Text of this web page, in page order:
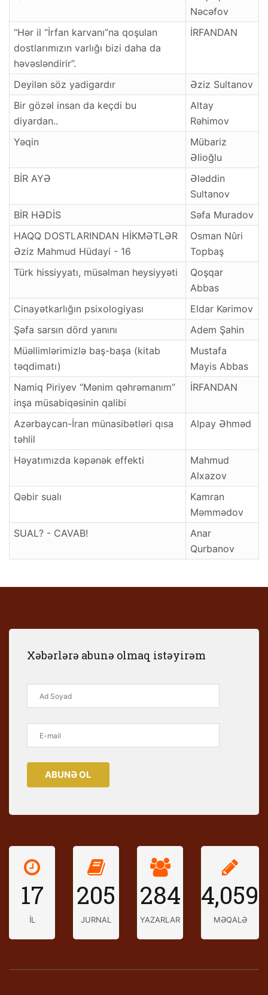
Nəcəfov
“Hər il “İrfan karvanı”na qoşulan
dostlarımızın varlığı bizi daha da
həvəsləndirir”.
İRFANDAN
Deyilən söz yadigardır
Əziz Sultanov
Bir gözəl insan da keçdi bu
diyardan..
Altay
Rəhimov
Yəqin
Mübariz
Əlioğlu
BİR AYƏ
Ələddin
Sultanov
BİR HƏDİS
Səfa Muradov
HAQQ DOSTLARINDAN HİKMƏTLƏR
Əziz Mahmud Hüdayi - 16
Osman Nûri
Topbaş
Türk hissiyyatı, müsəlman heysiyyəti
Qoşqar
Abbas
Cinayətkarlığın psixologiyası
Eldar Kərimov
Şəfa sarsın dörd yanını
Adem Şahin
Müəllimlərimizlə baş-başa (kitab
təqdimatı)
Mustafa
Mayis Abbas
Namiq Piriyev “Mənim qəhrəmanım”
inşa müsabiqəsinin qalibi
İRFANDAN
Azərbaycan-İran münasibətləri qısa
təhlil
Alpay Əhməd
Həyatımızda kəpənək effekti
Mahmud
Alxazov
Qəbir sualı
Kamran
Məmmədov
SUAL? - CAVAB!
Anar
Qurbanov
Xəbərlərə abunə olmaq istəyirəm
ABUNƏ OL
17
İL
205
JURNAL
284
YAZARLAR
4,059
MƏQALƏ